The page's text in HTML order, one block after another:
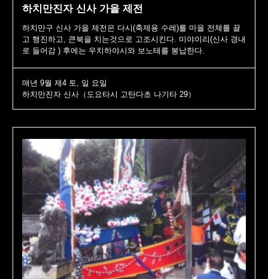
하치만진자 신사 가을 제전
하치만구 신사 가을 제전은 다시(축제용 수레)를 마을 전체를 끌
고 행진하고, 큰북을 치는것으로 고조시킨다. 미야이리(신사 경내
로 들어감 ) 후에는 우치하야시와 보노테를 봉납한다.
매년 9월 제4 토, 일 요일
하치만진자 신사（도요타시 고탄다초 나기타 29）